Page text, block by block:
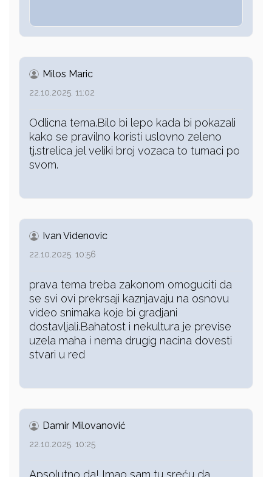
Milos Maric
22.10.2025. 11:02
Odlicna tema.Bilo bi lepo kada bi pokazali
kako se pravilno koristi uslovno zeleno
tj.strelica jel veliki broj vozaca to tumaci po
svom.
Ivan Videnovic
22.10.2025. 10:56
prava tema treba zakonom omoguciti da
se svi ovi prekrsaji kaznjavaju na osnovu
video snimaka koje bi gradjani
dostavljali.Bahatost i nekultura je previse
uzela maha i nema drugig nacina dovesti
stvari u red
Damir Milovanović
22.10.2025. 10:25